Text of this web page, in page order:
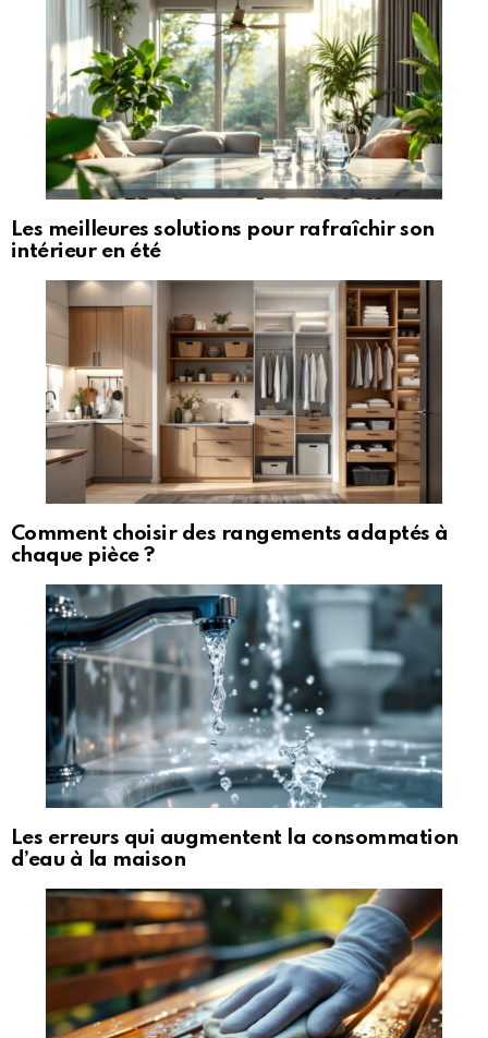
Les meilleures solutions pour rafraîchir son
intérieur en été
Comment choisir des rangements adaptés à
chaque pièce ?
Les erreurs qui augmentent la consommation
d’eau à la maison